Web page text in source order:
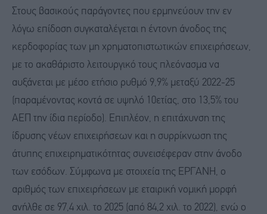
Στους βασικούς παράγοντες που ερμηνεύουν την εν
λόγω επίδοση συγκαταλέγεται η έντονη άνοδος της
κερδοφορίας των μη χρηματοπιστωτικών επιχειρήσεων,
με το ακαθάριστο λειτουργικό τους πλεόνασμα να
αυξάνεται με μέσο ετήσιο ρυθμό 9,9% μεταξύ 2022-25
(παραμένοντας κοντά σε υψηλό 10ετίας, στο 13,5% του
ΑΕΠ την ίδια περίοδο). Επιπλέον, η επιτάχυνση της
ίδρυσης νέων επιχειρήσεων και η συρρίκνωση της
άτυπης επιχειρηματικότητας συνεισέφεραν στην άνοδο
των εσόδων. Σύμφωνα με στοιχεία της ΕΡΓΑΝΗ, ο
αριθμός των επιχειρήσεων με εταιρική νομική μορφή
ανήλθε σε 97,4 χιλ. το 2025 (από 84,2 χιλ. το 2022), ενώ ο